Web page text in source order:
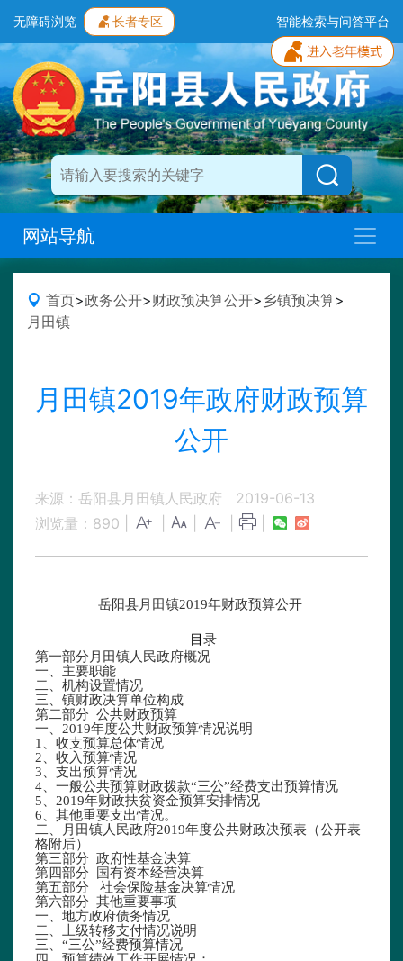
无障碍浏览 长者专区 智能检索与问答平台
网站导航
首页>政务公开>财政预决算公开> 乡镇预决算>
月田镇
月田镇2019年政府财政预算
公开
来源：岳阳县月田镇人民政府
2019-06-13
浏览量： 890
岳阳县月田镇2019年财政预算公开
目录
第一部分月田镇人民政府概况
一、主要职能
二、机构设置情况
三、镇财政决算单位构成
第二部分 公共财政预算
一、2019年度公共财政预算情况说明
1、收支预算总体情况
2、收入预算情况
3、支出预算情况
4、一般公共预算财政拨款“三公”经费支出预算情况
5、2019年财政扶贫资金预算安排情况
6、其他重要支出情况。
二、月田镇人民政府2019年度公共财政决预表（公开表
格附后）
第三部分 政府性基金决算
第四部分 国有资本经营决算
第五部分 社会保险基金决算情况
第六部分 其他重要事项
一、地方政府债务情况
二、上级转移支付情况说明
三、“三公”经费预算情况